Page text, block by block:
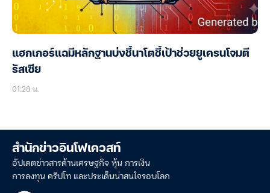
แฮกเกอร์แฉมีหลักฐานบ่งชี้นาโตชี้เป้าช่วยยูเครนโจมตี
รัสเซีย
01:28 น.
สำนักข่าวอินโฟเควสท์
อัปเดตข่าวสารด้านเศรษฐกิจ หุ้น การเงิน
การลงทุน คริปโท และประเด็นน่าสนใจรอบโลก